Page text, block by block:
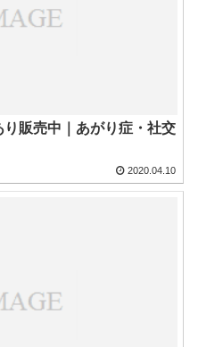
販売中｜あがり症・社交
2020.04.10